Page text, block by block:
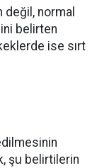
normal
belirten
ise sırt
şu belirtilerin